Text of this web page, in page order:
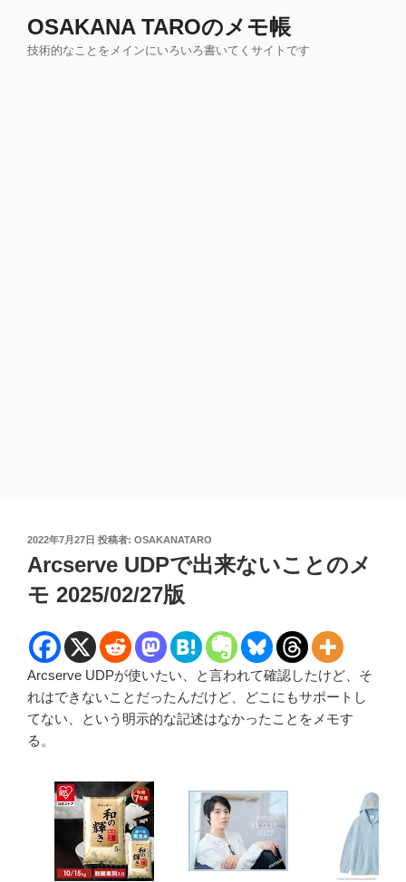
OSAKANA TAROのメモ帳
技術的なことをメインにいろいろ書いてくサイトです
投
稿
日:
2022年7月27日 投稿者: OSAKANATARO
Arcserve UDPで出来ないことのメ
モ 2025/02/27版
Arcserve UDPが使いたい、と言われて確認したけど、そ
れはできないことだったんだけど、どこにもサポートし
てない、という明示的な記述はなかったことをメモす
る。